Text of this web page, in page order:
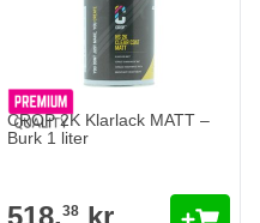
CROP 2K Klarlack MATT –
Burk 1 liter
518,38 kr